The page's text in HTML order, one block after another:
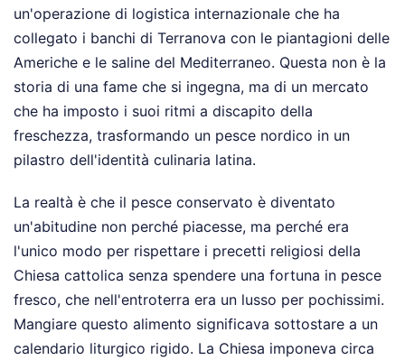
un'operazione di logistica internazionale che ha
collegato i banchi di Terranova con le piantagioni delle
Americhe e le saline del Mediterraneo. Questa non è la
storia di una fame che si ingegna, ma di un mercato
che ha imposto i suoi ritmi a discapito della
freschezza, trasformando un pesce nordico in un
pilastro dell'identità culinaria latina.
La realtà è che il pesce conservato è diventato
un'abitudine non perché piacesse, ma perché era
l'unico modo per rispettare i precetti religiosi della
Chiesa cattolica senza spendere una fortuna in pesce
fresco, che nell'entroterra era un lusso per pochissimi.
Mangiare questo alimento significava sottostare a un
calendario liturgico rigido. La Chiesa imponeva circa